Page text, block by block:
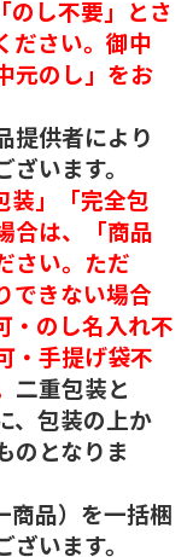
のし不要」とさ
ださい。御中
元のし」をお
提供者により
います。
装」「完全包
合は、「商品
さい。ただ
できない場合
・のし名入れ不
・手提げ袋不
二重包装と
、包装の上か
のとなりま
商品）を一括梱
います。